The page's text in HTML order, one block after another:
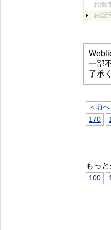
お(数
お(記
一部
了承
＜前へ
170
もっ
100